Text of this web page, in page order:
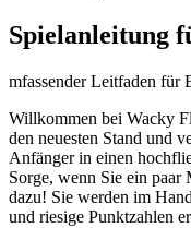
Spielanleitung
mfassender Leitfaden für
Willkommen bei Wacky
den neuesten Stand und
Anfänger in einen
Sorge, wenn Sie ein paar
dazu! Sie werden im
und riesige Punktzahlen